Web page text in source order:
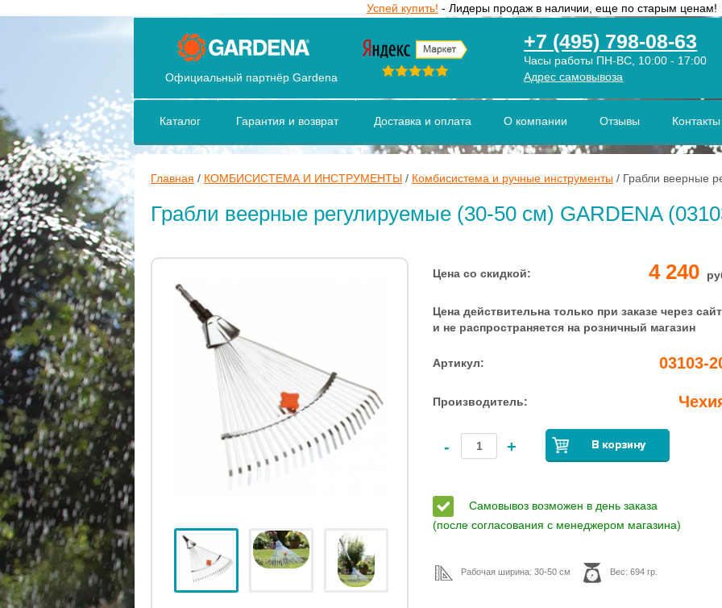
Успей купить! - Лидеры продаж в наличии, еще по старым ценам!
Официальный партнёр Gardena
+7 (495) 798-08-63
Часы работы ПН-ВС, 10:00 - 17:00
Адрес самовывоза
Каталог Гарантия и возврат Доставка и оплата О компании Отзывы Контакты
Главная / КОМБИСИСТЕМА И ИНСТРУМЕНТЫ / Комбисистема и ручные инструменты / Грабли веерные
Грабли веерные регулируемые (30-50 см) GARDENA
Цена со скидкой: 4 240
Цена действительна только при заказе через сайт
и не распространяется на розничный магазин
Артикул: 03103-
Производитель:
- +
Самовывоз возможен в день заказа
(после согласования с менеджером магазина)
Рабочая ширина: 30-50 см Вес: 694 гр.